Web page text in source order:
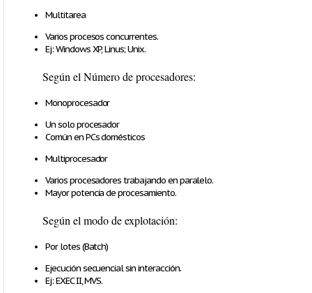
Multitarea
Varios procesos concurrentes.
Ej: Windows XP, Linus; Unix.
Según el Número de procesadores:
Monoprocesador
Un solo procesador
Común en PCs domésticos
Multiprocesador
Varios procesadores trabajando en paralelo.
Mayor potencia de procesamiento.
Según el modo de explotación:
Por lotes (Batch)
Ejecución secuencial sin interacción.
Ej: EXEC II, MVS.